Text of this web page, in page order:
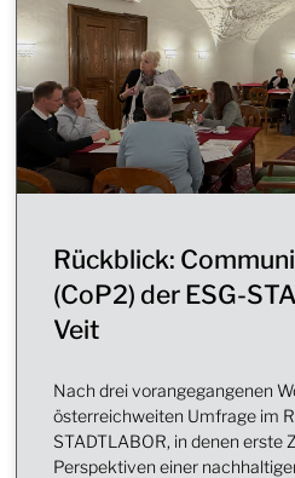
Rückblick:
(CoP2) der ESG-
Veit
Nach drei vorangegangenen
österreichweiten Umfrage im
STADTLABOR, in denen erste
Perspektiven einer